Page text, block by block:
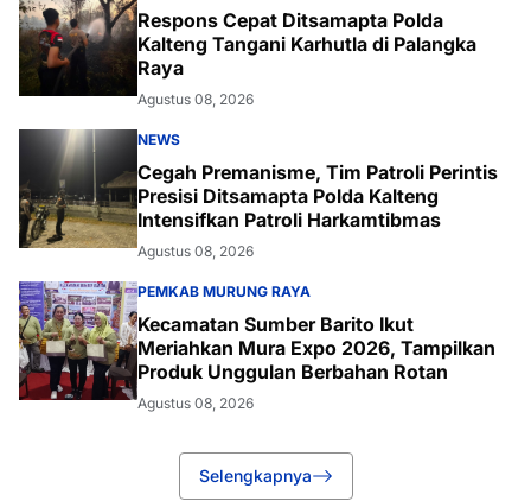
Respons Cepat Ditsamapta Polda
Kalteng Tangani Karhutla di Palangka
Raya
Agustus 08, 2026
NEWS
Cegah Premanisme, Tim Patroli Perintis
Presisi Ditsamapta Polda Kalteng
Intensifkan Patroli Harkamtibmas
Agustus 08, 2026
PEMKAB MURUNG RAYA
Kecamatan Sumber Barito Ikut
Meriahkan Mura Expo 2026, Tampilkan
Produk Unggulan Berbahan Rotan
Agustus 08, 2026
Selengkapnya